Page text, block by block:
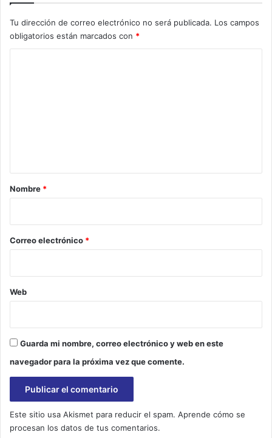
p
e
r
a
a
l
e
e
r
n
s
e
s
i
r
t
u
l
m
e
Tu dirección de correo electrónico no será publicada. Los campos
obligatorios están marcados con *
r
*
Nombre *
Correo electrónico *
Web
Guarda mi nombre, correo electrónico y web en este
navegador para la próxima vez que comente.
Este sitio usa Akismet para reducir el spam. Aprende cómo se
procesan los datos de tus comentarios.